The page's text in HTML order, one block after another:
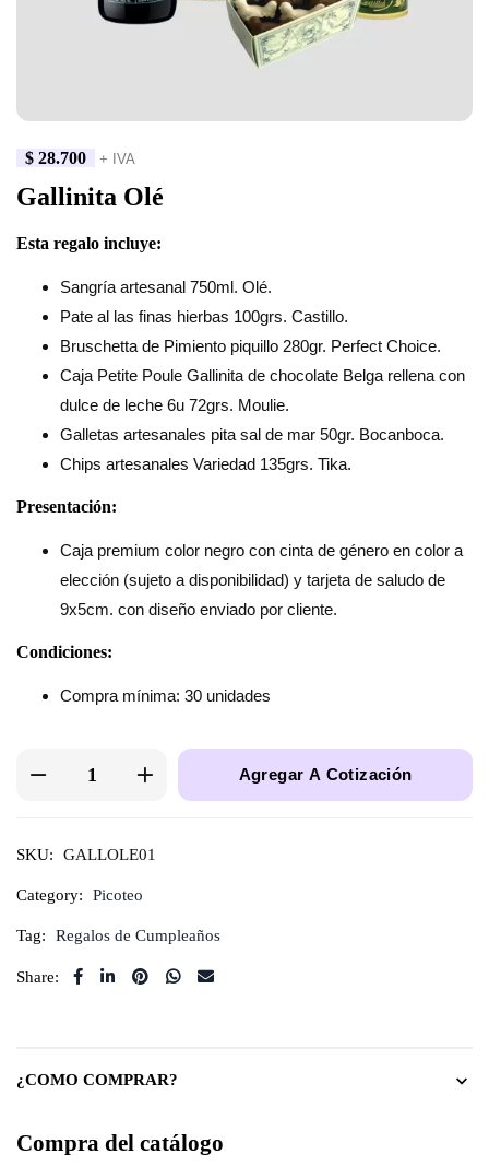
$ 28.700 + IVA
Gallinita Olé
Esta regalo incluye:
Sangría artesanal 750ml. Olé.
Pate al las finas hierbas 100grs. Castillo.
Bruschetta de Pimiento piquillo 280gr. Perfect Choice.
Caja Petite Poule Gallinita de chocolate Belga rellena con
dulce de leche 6u 72grs. Moulie.
Galletas artesanales pita sal de mar 50gr. Bocanboca.
Chips artesanales Variedad 135grs. Tika.
Presentación:
Caja premium color negro con cinta de género en color a
elección (sujeto a disponibilidad) y tarjeta de saludo de
9x5cm. con diseño enviado por cliente.
Condiciones:
Compra mínima: 30 unidades
Agregar A Cotización
SKU: GALLOLE01
Category: Picoteo
Tag: Regalos de Cumpleaños
Share:
¿COMO COMPRAR?
Compra del catálogo